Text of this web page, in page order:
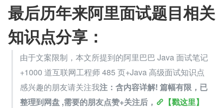
最后历年来阿里面试题目相关
知识点分享：
由于文案限制，本文所提到的阿里巴巴 Java 面试笔记
+1000 道互联网工程师 485 页+Java 高级面试知识点
感兴趣的朋友请关注我注：含内容详解! 篇幅有限，已
整理到网盘 ,需要的朋友点赞+关注后，
【戳这里】